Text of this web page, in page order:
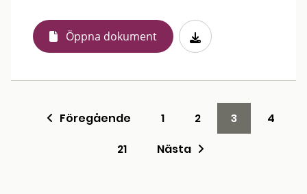
Öppna dokument
Föregående 1 2 3
4
21
Nästa